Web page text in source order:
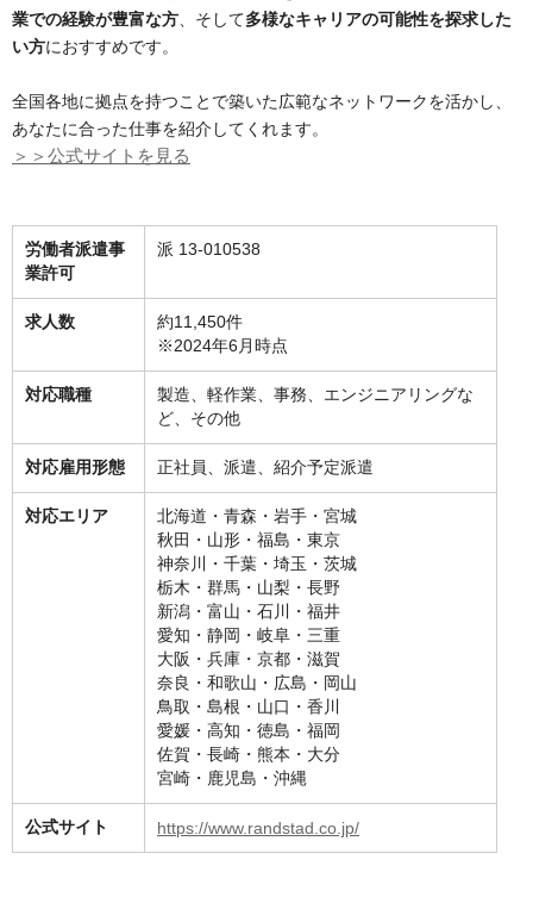
業での経験が豊富な方、そして多様なキャリアの可能性を探求した
い方におすすめです。
全国各地に拠点を持つことで築いた広範なネットワークを活かし、
あなたに合った仕事を紹介してくれます。
＞＞公式サイトを見る
労働者派遣事
業許可
派 13-010538
求人数
約11,450件
※2024年6月時点
対応職種
製造、軽作業、事務、エンジニアリングな
ど、その他
対応雇用形態 正社員、派遣、紹介予定派遣
対応エリア
北海道・青森・岩手・宮城
秋田・山形・福島・東京
神奈川・千葉・埼玉・茨城
栃木・群馬・山梨・長野
新潟・富山・石川・福井
愛知・静岡・岐阜・三重
大阪・兵庫・京都・滋賀
奈良・和歌山・広島・岡山
鳥取・島根・山口・香川
愛媛・高知・徳島・福岡
佐賀・長崎・熊本・大分
宮崎・鹿児島・沖縄
公式サイト https://www.randstad.co.jp/